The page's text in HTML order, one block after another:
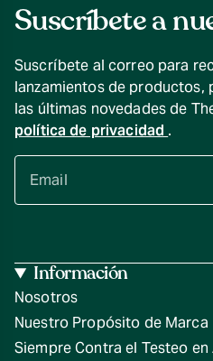
Suscríbete a
Suscríbete al correo para
lanzamientos de productos,
las últimas novedades de
política de privacidad .
Información
Nosotros
Nuestro Propósito de Marca
Siempre Contra el Testeo en